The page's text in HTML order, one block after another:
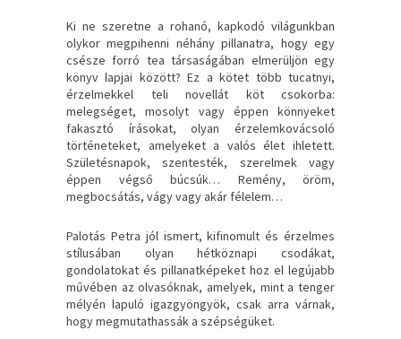
Ki ne szeretne a rohanó, kapkodó világunkban
olykor megpihenni néhány pillanatra, hogy egy
csésze forró tea társaságában elmerüljön egy
könyv lapjai között? Ez a kötet több tucatnyi,
érzelmekkel teli novellát köt csokorba:
melegséget, mosolyt vagy éppen könnyeket
fakasztó írásokat, olyan érzelemkovácsoló
történeteket, amelyeket a valós élet ihletett.
Születésnapok, szentesték, szerelmek vagy
éppen végső búcsúk… Remény, öröm,
megbocsátás, vágy vagy akár félelem…
Palotás Petra jól ismert, kifinomult és érzelmes
stílusában olyan hétköznapi csodákat,
gondolatokat és pillanatképeket hoz el legújabb
művében az olvasóknak, amelyek, mint a tenger
mélyén lapuló igazgyöngyök, csak arra várnak,
hogy megmutathassák a szépségüket.